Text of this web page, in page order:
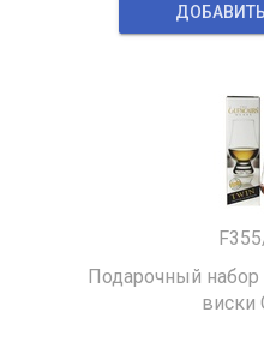
Подарочный набор
виски